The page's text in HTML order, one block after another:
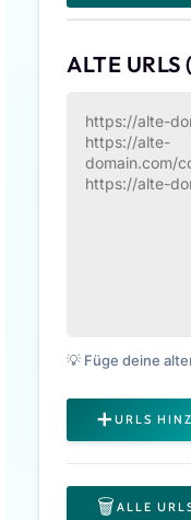
ALTE URLS
💡 Füge deine
➕ URLS
🗑️ ALLE